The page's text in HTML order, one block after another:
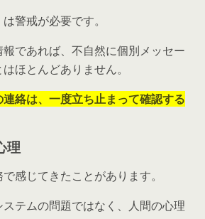
警戒が必要です。
であれば、不自然に個別メッセー
ほとんどありません。
絡は、一度立ち止まって確認する
理
感じてきたことがあります。
テムの問題ではなく、人間の心理